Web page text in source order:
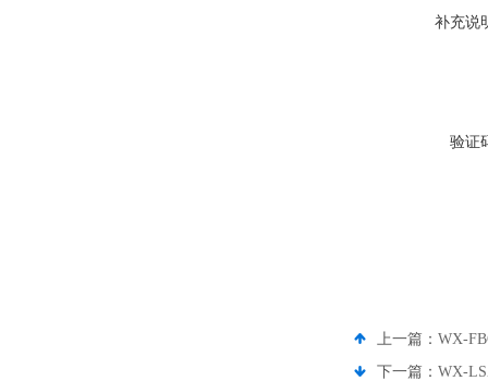
补充说
验证
上一篇： WX-
下一篇： WX-